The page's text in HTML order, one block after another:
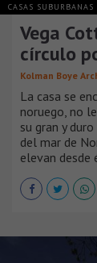
CASAS SUBURBANAS
Vega
círculo
Kolman Boye
La casa se
noruego, no
su gran y
del mar de
elevan desde